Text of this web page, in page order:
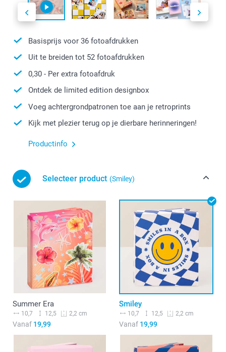
Basisprijs voor 36 fotoafdrukken
Uit te breiden tot 52 fotoafdrukken
0,30 - Per extra fotoafdruk
Ontdek de limited edition designbox
Voeg achtergrondpatronen toe aan je retroprints
Kijk met plezier terug op je dierbare herinneringen!
Productinfo
Selecteer product (Smiley)
Summer Era
10,7 12,5 2,2 cm
Vanaf 19,99
Smiley
10,7 12,5 2,2 cm
Vanaf19,99